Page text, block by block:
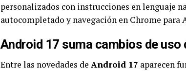
personalizados con instrucciones en lenguaje
autocompletado y navegación en Chrome para
Android 17 suma cambios de uso
Entre las novedades de Android 17 aparecen